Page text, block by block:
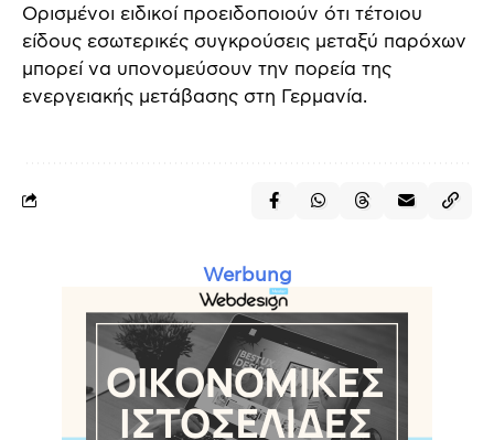
Ορισμένοι ειδικοί προειδοποιούν ότι τέτοιου
είδους εσωτερικές συγκρούσεις μεταξύ παρόχων
μπορεί να υπονομεύσουν την πορεία της
ενεργειακής μετάβασης στη Γερμανία.
Werbung